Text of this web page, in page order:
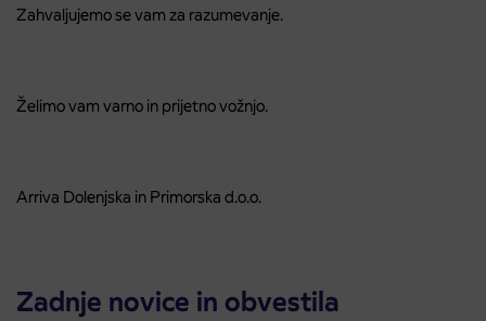
Zahvaljujemo se vam za razumevanje.
Želimo vam varno in prijetno vožnjo.
Arriva Dolenjska in Primorska d.o.o.
Zadnje novice in obvestila